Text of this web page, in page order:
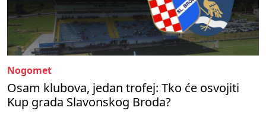
Nogomet
Osam klubova, jedan trofej: Tko će osvojiti
Kup grada Slavonskog Broda?